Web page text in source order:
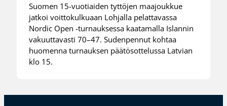
Suomen 15-vuotiaiden tyttöjen maajoukkue
jatkoi voittokulkuaan Lohjalla pelattavassa
Nordic Open -turnauksessa kaatamalla Islannin
vakuuttavasti 70–47. Sudenpennut kohtaa
huomenna turnauksen päätösottelussa Latvian
klo 15.